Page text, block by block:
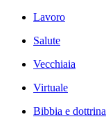
Lavoro
Salute
Vecchiaia
Virtuale
Bibbia e dottrina